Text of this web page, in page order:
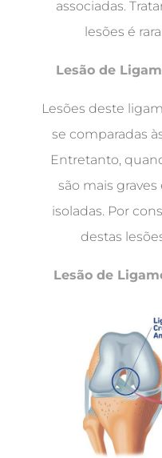
associadas.
lesões é
Lesão de
Lesões deste
se comparadas
Entretanto,
são mais
isoladas. Por
destas
Lesão de